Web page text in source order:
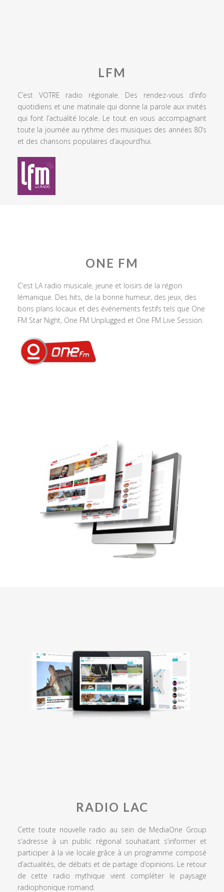
LFM
C’est VOTRE radio régionale. Des rendez-vous d’info
quotidiens et une matinale qui donne la parole aux invités
qui font l’actualité locale. Le tout en vous accompagnant
toute la journée au rythme des musiques des années 80’s
et des chansons populaires d’aujourd’hui.
ONE FM
C’est LA radio musicale, jeune et loisirs de la région
lémanique. Des hits, de la bonne humeur, des jeux, des
bons plans locaux et des événements festifs tels que One
FM Star Night, One FM Unplugged et One FM Live Session.
RADIO LAC
Cette toute nouvelle radio au sein de MediaOne Group
s’adresse à un public régional souhaitant s’informer et
participer à la vie locale grâce à un programme composé
d’actualités, de débats et de partage d’opinions. Le retour
de cette radio mythique vient compléter le paysage
radiophonique romand.